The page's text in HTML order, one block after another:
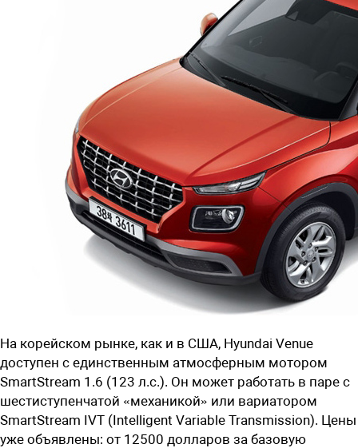
На корейском рынке, как и в США, Hyundai Venue
доступен с единственным атмосферным мотором
SmartStream 1.6 (123 л.с.). Он может работать в паре с
шестиступенчатой «механикой» или вариатором
SmartStream IVT (Intelligent Variable Transmission). Цены
уже объявлены: от 12500 долларов за базовую